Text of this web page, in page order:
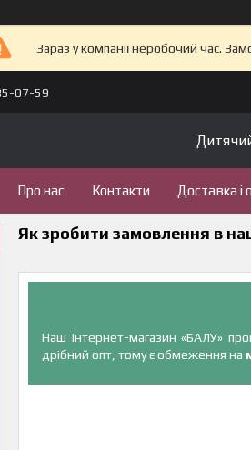
Зараз у компанії неробочий час.
07-59
Про нас Контакти Доставка і
Як зробити замовлення в
Наш інтернет-магазин «БАЛУ»
дрібний опт, тому є обмеження на